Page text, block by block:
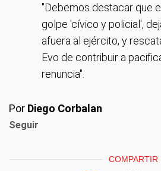
"Debemos destacar que
golpe 'cívico y policial',
afuera al ejército, y
Evo de contribuir a
renuncia".
Por Diego Corbalan
Seguir
COMPARTIR